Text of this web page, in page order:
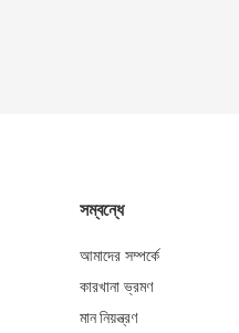
সম্বন্ধে
আমাদের সম্পর্কে
কারখানা ভ্রমণ
মান নিয়ন্ত্রণ